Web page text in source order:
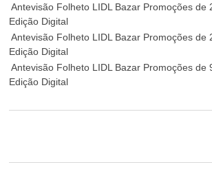
Antevisão Folheto LIDL Bazar Promoções de
Edição Digital
Antevisão Folheto LIDL Bazar Promoções de
Edição Digital
Antevisão Folheto LIDL Bazar Promoções de
Edição Digital